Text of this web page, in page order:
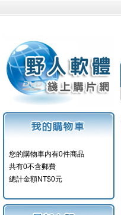
您的購物車内有0件商品
共有0不含郵費
總計金額NT$0元